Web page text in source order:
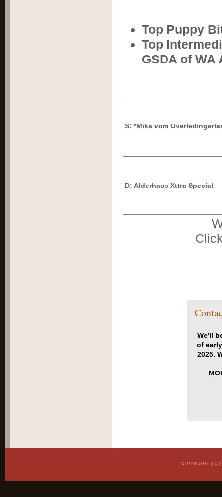
Top Puppy
Top
GSDA of
S: *Mika vom
D: Alderhaus Xttra Special
We'll
of
2025.
COPYRIGHT (C)